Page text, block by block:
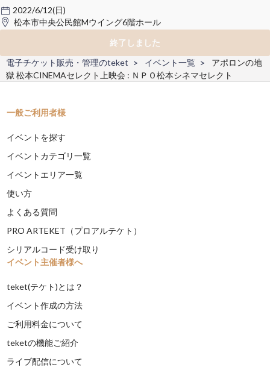
2022/6/12(日)
松本市中央公民館Mウイング6階ホール
終了しました
電子チケット販売・管理のteket
イベント一覧
アポロンの地
獄 松本CINEMAセレクト上映会 : ＮＰＯ松本シネマセレクト
一般ご利用者様
イベントを探す
イベントカテゴリ一覧
イベントエリア一覧
使い方
よくある質問
PRO ARTEKET（プロアルテケト）
シリアルコード受け取り
イベント主催者様へ
teket(テケト)とは？
イベント作成の方法
ご利用料金について
teketの機能ご紹介
ライブ配信について